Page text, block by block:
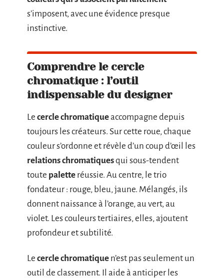
s’imposent, avec une évidence presque
instinctive.
Comprendre le cercle
chromatique : l’outil
indispensable du designer
Le cercle chromatiqueaccompagne depuis
toujours les créateurs. Sur cette roue, chaque
couleur s’ordonne et révèle d’un coup d’œil les
relations chromatiquesqui sous-tendent
toute palette réussie. Au centre, le trio
fondateur : rouge, bleu, jaune. Mélangés, ils
donnent naissance à l’orange, au vert, au
violet. Les couleurs tertiaires, elles, ajoutent
profondeur et subtilité.
Le cercle chromatique n’est pas seulement un
outil de classement. Il aide à anticiper les